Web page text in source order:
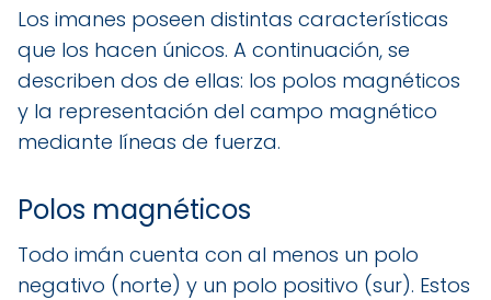
Los imanes poseen distintas características
que los hacen únicos. A continuación, se
describen dos de ellas: los polos magnéticos
y la representación del campo magnético
mediante líneas de fuerza.
Polos magnéticos
Todo imán cuenta con al menos un polo
negativo (norte) y un polo positivo (sur). Estos